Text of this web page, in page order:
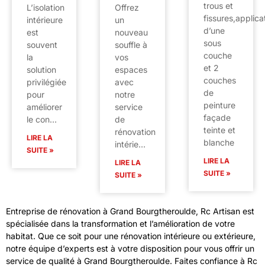
L’isolation
intérieure
est
souvent
la
solution
privilégiée
pour
améliorer
le con…
LIRE LA
SUITE »
Offrez
un
nouveau
souffle à
vos
espaces
avec
notre
service
de
rénovation
intérie…
LIRE LA
SUITE »
trous et
d’une
sous
couche
et 2
couches
de
peinture
façade
teinte et
blanche
LIRE LA
SUITE »
Entreprise de rénovation à Grand Bourgtheroulde, Rc Artisan est
spécialisée dans la transformation et l’amélioration de votre
habitat. Que ce soit pour une rénovation intérieure ou extérieure,
notre équipe d’experts est à votre disposition pour vous offrir un
service de qualité à Grand Bourgtheroulde. Faites confiance à Rc